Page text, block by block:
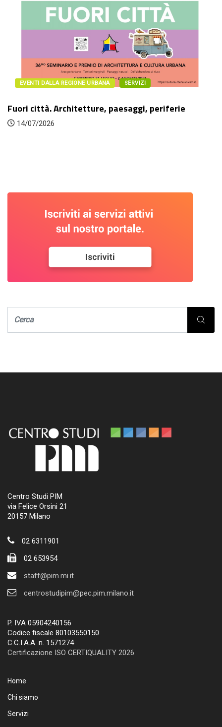
EVENTI DALLA REGIONE URBANA SERVIZI
Fuori città. Architetture, paesaggi, periferie
14/07/2026
Centro Studi PIM
via Felice Orsini 21
20157 Milano
02 6311901
02 653954
staff@pim.mi.it
centrostudipim@pec.pim.milano.it
P. IVA 05904240156
Codice fiscale 80103550150
C.C.I.A.A. n. 1571274
Certificazione ISO CERTIQUALITY 2026
Home
Chi siamo
Servizi